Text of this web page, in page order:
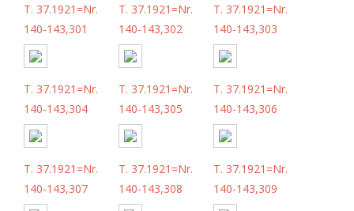
T. 37.1921=Nr.
140-143,301
T. 37.1921=Nr.
140-143,302
T. 37.1921=Nr.
140-143,303
T. 37.1921=Nr.
140-143,304
T. 37.1921=Nr.
140-143,305
T. 37.1921=Nr.
140-143,306
T. 37.1921=Nr.
140-143,307
T. 37.1921=Nr.
140-143,308
T. 37.1921=Nr.
140-143,309